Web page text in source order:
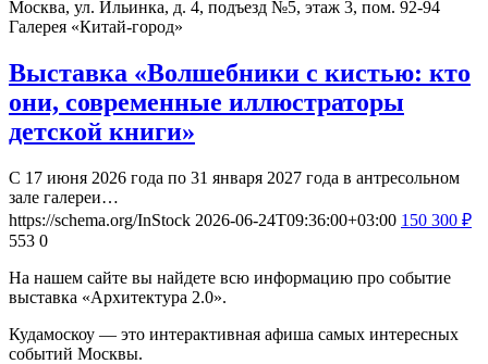
Москва, ул. Ильинка, д. 4, подъезд №5, этаж 3, пом. 92-94
Галерея «Китай-город»
Выставка «Волшебники с кистью: кто
они, современные иллюстраторы
детской книги»
С 17 июня 2026 года по 31 января 2027 года в антресольном
зале галереи…
https://schema.org/InStock 2026-06-24T09:36:00+03:00 150 300 ₽
553 0
На нашем сайте вы найдете всю информацию про событие
выставка «Архитектура 2.0».
Кудамоскоу — это интерактивная афиша самых интересных
событий Москвы.